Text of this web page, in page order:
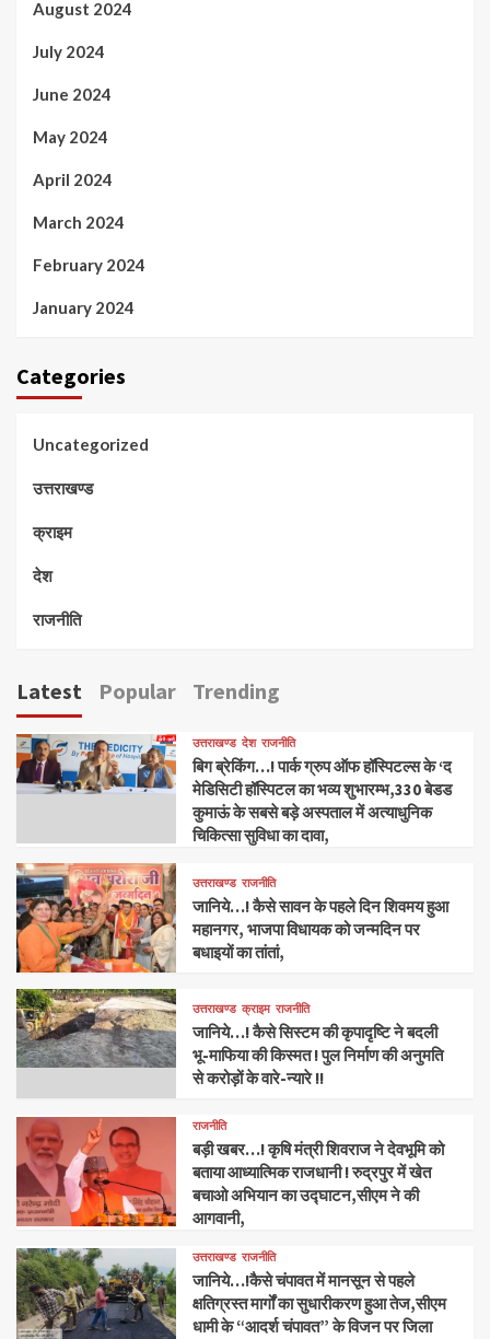
August 2024
July 2024
June 2024
May 2024
April 2024
March 2024
February 2024
January 2024
Categories
Uncategorized
उत्तराखण्ड
क्राइम
देश
राजनीति
Latest Popular Trending
उत्तराखण्ड देश राजनीति
बिग ब्रेकिंग…! पार्क ग्रुप ऑफ हॉस्पिटल्स के ‘द
मेडिसिटी हॉस्पिटल का भव्य शुभारम्भ,330 बेडड
कुमाऊं के सबसे बड़े अस्पताल में अत्याधुनिक
चिकित्सा सुविधा का दावा,
उत्तराखण्ड राजनीति
जानिये…! कैसे सावन के पहले दिन शिवमय हुआ
महानगर, भाजपा विधायक को जन्मदिन पर
बधाइयों का तांतां,
उत्तराखण्ड क्राइम राजनीति
जानिये…! कैसे सिस्टम की कृपादृष्टि ने बदली
भू-माफिया की किस्मत ! पुल निर्माण की अनुमति
से करोड़ों के वारे-न्यारे !!
राजनीति
बड़ी खबर…! कृषि मंत्री शिवराज ने देवभूमि को
बताया आध्यात्मिक राजधानी ! रुद्रपुर में खेत
बचाओ अभियान का उद्घाटन,सीएम ने की
आगवानी,
उत्तराखण्ड राजनीति
जानिये…!कैसे चंपावत में मानसून से पहले
क्षतिग्रस्त मार्गों का सुधारीकरण हुआ तेज,सीएम
धामी के “आदर्श चंपावत” के विजन पर जिला